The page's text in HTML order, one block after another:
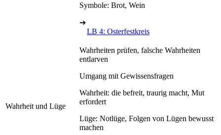
Symbole: Brot, Wein
➔
LB 4: Osterfestkreis
Wahrheit und Lüge
Wahrheiten prüfen, falsche Wahrheiten
entlarven
Umgang mit Gewissensfragen
Wahrheit: die befreit, traurig macht, Mut
erfordert
Lüge: Notlüge, Folgen von Lügen bewusst
machen